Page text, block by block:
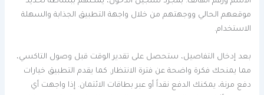
موقعهم الحالي ووجهتهم من خلال واجهة التطبيق الجذابة والسهلة
الاستخدام.
بعد إدخال التفاصيل، ستحصل على تقدير الوقت قبل وصول التاكسي،
مما يمنحك فكرة واضحة عن فترة الانتظار. كما يقدم التطبيق خيارات
دفع مرنة، يمكنك الدفع نقداً أو عبر بطاقات الائتمان. إذا واجهت أي